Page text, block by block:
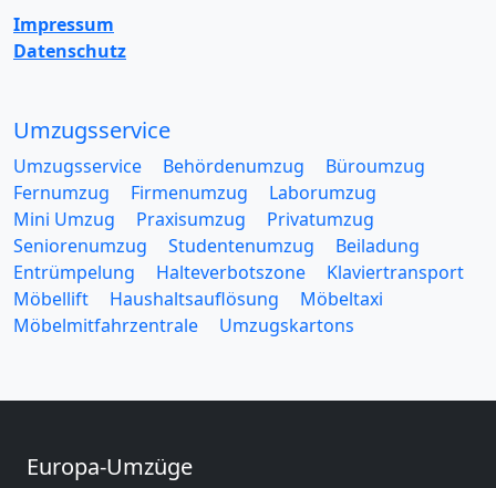
Impressum
Datenschutz
Umzugsservice
Umzugsservice Behördenumzug
Büroumzug
Fernumzug
Firmenumzug
Laborumzug
Mini Umzug
Praxisumzug
Privatumzug
Seniorenumzug
Studentenumzug
Beiladung
Entrümpelung
Halteverbotszone
Klaviertransport
Möbellift
Haushaltsauflösung
Möbeltaxi
Möbelmitfahrzentrale
Umzugskartons
Europa-Umzüge